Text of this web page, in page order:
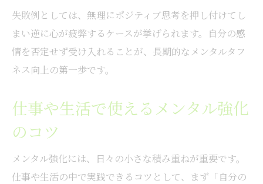
メンタルを守る日常生活の注意点まとめ
岐阜県におけるメンタルタフネスの活用場面
岐阜県内でのメンタル活用事例を紹介
学校や職場で役立つメンタル実践方法
地域活動におけるメンタルの新しい役割
実生活で生かすメンタルテクニック集
自分らしいメンタルの整え方を専門家が解説
専門家が語る自分らしいメンタル形成法
失敗例としては、無理にポジティブ思考を押し付けてし
まい逆に心が疲弊するケースが挙げられます。自分の感
情を否定せず受け入れることが、長期的なメンタルタフ
ネス向上の第一歩です。
仕事や生活で使えるメンタル強化
のコツ
メンタル強化には、日々の小さな積み重ねが重要です。
仕事や生活の中で実践できるコツとして、まず「自分の